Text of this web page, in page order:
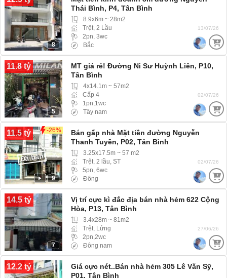
8
Thái Bình, P4, Tân Bình
8.9x6m ~ 28m2
Trệt, 2 Lầu
2pn, 3wc
Bắc
13/07/26
11.8 tỷ
5
MT giá rẻ! Đường Ni Sư Huỳnh Liên, P10,
Tân Bình
4x14.1m ~ 57m2
Cấp 4
1pn,1wc
Tây nam
02/07/26
11.5 tỷ -26%
9
Đã bán
Bán gấp nhà Mặt tiền đường Nguyễn
Thanh Tuyền, P02, Tân Bình
3.25x17.5m ~ 57 m2
Trệt, 2 lầu, ST
5pn, 6wc
Đông
02/07/26
14.5 tỷ
7
Vị trí cực kì đắc địa bán nhà hẻm 622 Cộng
Hòa, P13, Tân Bình
3.4x28m ~ 81m2
Trệt, Lửng
2pn,2wc
Đông nam
27/06/26
12.2 tỷ
Giá cực nét..Bán nhà hẻm 305 Lê Văn Sỹ,
P01, Tân Bình